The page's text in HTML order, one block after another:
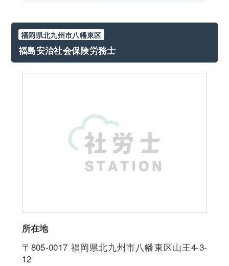
福岡県北九州市八幡東区
福島安治社会保険労務士
所在地
〒805-0017 福岡県北九州市八幡東区山王4-3-
12